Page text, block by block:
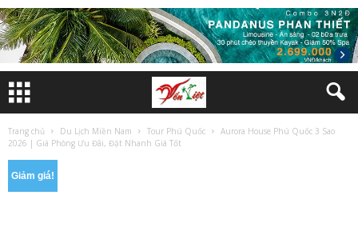
Trang chủ Du Lịch Miền Nam Tour Phú Quốc
Aurora House Phú Quốc 3 Sao
2026 | Giá Phòng Ưu Đãi, Đặt Nhanh Giá Tốt
Giảm giá!